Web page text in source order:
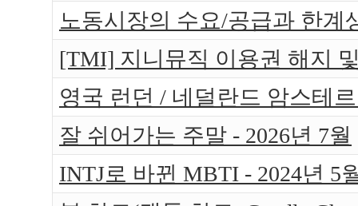
노동시장의 수요/공급과 한계
[TMI] 지니뮤직 이용권 해지
영국 런던 / 네덜란드 암스테
잘 쉬어가는 주말 - 2026년 7월
INTJ로 바뀐 MBTI - 2024년 5